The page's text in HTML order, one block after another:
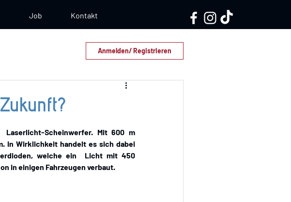
Job Kontakt
Anmelden/ Registrieren
Scheinwerfer. Mit 600 m
In Wirklichkeit handelt es sich dabei
welche ein  Licht mit 450
in einigen Fahrzeugen verbaut.